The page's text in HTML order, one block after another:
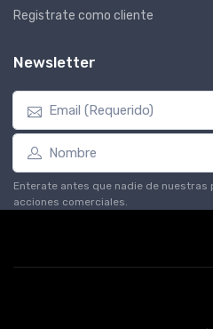
Registrate como cliente
Newsletter
Enterate antes que nadie de nuestras
acciones comerciales.